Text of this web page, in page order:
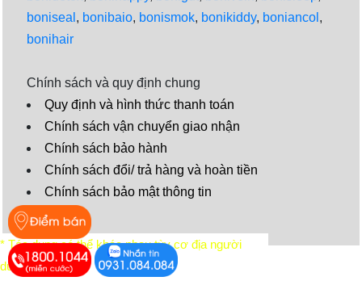
boniseal , bonibaio, bonismok, bonikiddy, boniancol ,
bonihair
Chính sách và quy định chung
Quy định và hình thức thanh toán
Chính sách vận chuyển giao nhận
Chính sách bảo hành
Chính sách đổi/ trả hàng và hoàn tiền
Chính sách bảo mật thông tin
Video
* Tác dụng có thể khác nhau tùy cơ địa người
dùng